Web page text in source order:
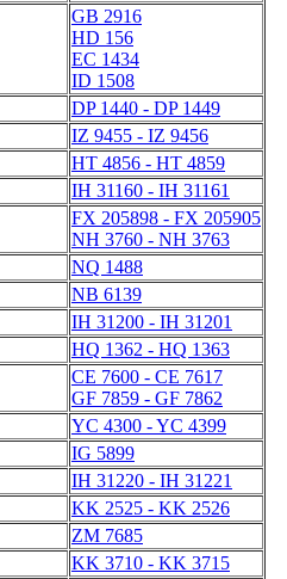
GB 2916
HD 156
EC 1434
ID 1508
DP 1440 - DP 1449
IZ 9455 - IZ 9456
HT 4856 - HT 4859
IH 31160 - IH 31161
FX 205898 - FX 205905
NH 3760 - NH 3763
NQ 1488
NB 6139
IH 31200 - IH 31201
HQ 1362 - HQ 1363
CE 7600 - CE 7617
GF 7859 - GF 7862
YC 4300 - YC 4399
IG 5899
IH 31220 - IH 31221
KK 2525 - KK 2526
ZM 7685
KK 3710 - KK 3715